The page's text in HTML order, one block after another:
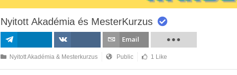
Nyitott Akadémia és MesterKurzus
Megosztás
Megosztás VK-
Email
Nyitott Akadémia & Mesterkurzus Public 1 Like